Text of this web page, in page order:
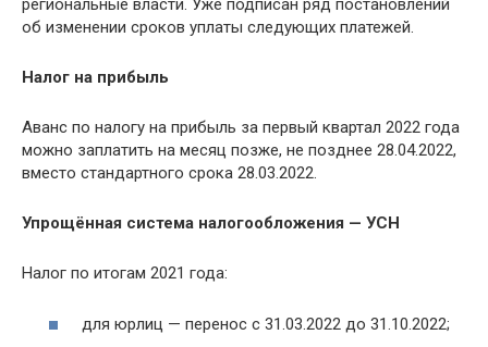
региональные власти. Уже подписан ряд постановлений
об изменении сроков уплаты следующих платежей.
Налог на прибыль
Аванс по налогу на прибыль за первый квартал 2022 года
можно заплатить на месяц позже, не позднее 28.04.2022,
вместо стандартного срока 28.03.2022.
Упрощённая система налогообложения — УСН
Налог по итогам 2021 года:
для юрлиц — перенос с 31.03.2022 до 31.10.2022;